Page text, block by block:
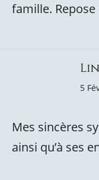
famille. Repose
5
Mes sincères
ainsi qu’à ses